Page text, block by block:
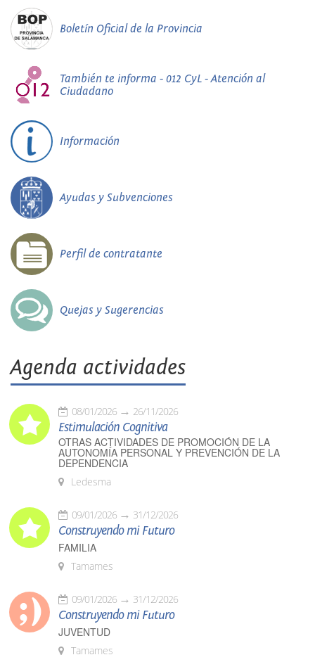
Boletín Oficial de la Provincia
También te informa - 012 CyL - Atención al
Ciudadano
Información
Ayudas y Subvenciones
Perfil de contratante
Quejas y Sugerencias
Agenda actividades
08/01/2026 26/11/2026
Estimulación Cognitiva
OTRAS ACTIVIDADES DE PROMOCIÓN DE LA
AUTONOMÍA PERSONAL Y PREVENCIÓN DE LA
DEPENDENCIA
Ledesma
09/01/2026 31/12/2026
Construyendo mi Futuro
FAMILIA
Tamames
09/01/2026 31/12/2026
Construyendo mi Futuro
JUVENTUD
Tamames